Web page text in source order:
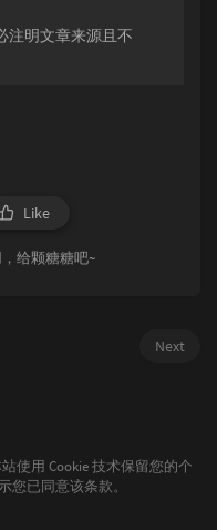
注明文章来源且不
Like
给颗糖糖吧~
Next
使用 Cookie 技术保留您的个
您已同意该条款。